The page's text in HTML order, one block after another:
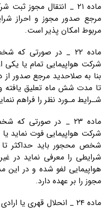
ماده ۲۱ _ انتقال مجوز
مرجع صدور مجوز و احراز
مربوط امكان پذیر است.
ماده ۲۲ _ در
شرکت هواپیمایی تمام یا یكی
بنا به صلاحدید مرجع صدور
تا مدت شش ماه تعلیق یافته
شـرایط مـورد نظر را فراهم
ماده ۲۳ _ در صورتی
شرکت هواپیمایی فوت نماید
شخص محجور باید حداكثر
شرایطی را معرفی نماید در
هواپیمایی لغو شده و در این
مجوز را بر عهده دارد.
ماده ۲۴ _ انحلال قهری